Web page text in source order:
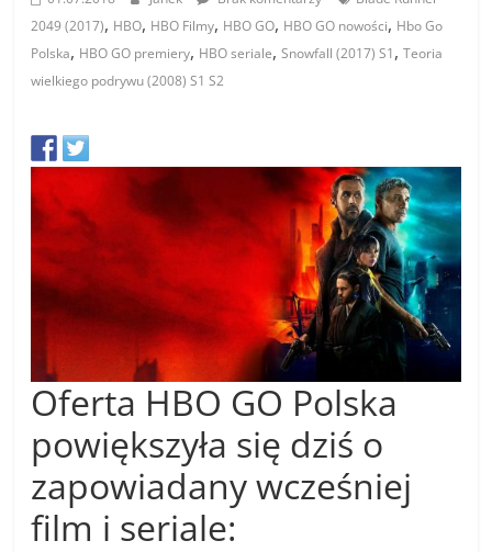
2049 (2017), HBO, HBO Filmy, HBO GO, HBO GO nowości, Hbo Go
Polska, HBO GO premiery, HBO seriale,Snowfall (2017) S1,Teoria
wielkiego podrywu (2008) S1 S2
Oferta HBO GO Polska
powiększyła się dziś o
zapowiadany wcześniej
film i seriale: